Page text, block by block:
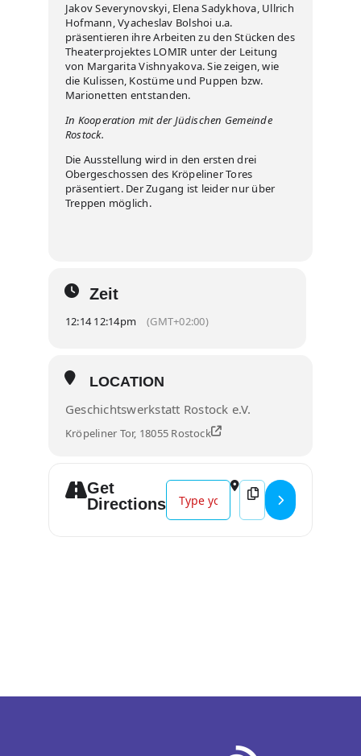
Jakov Severynovskyi, Elena Sadykhova, Ullrich
Hofmann, Vyacheslav Bolshoi u.a.
präsentieren ihre Arbeiten zu den Stücken des
Theaterprojektes LOMIR unter der Leitung
von Margarita Vishnyakova. Sie zeigen, wie
die Kulissen, Kostüme und Puppen bzw.
Marionetten entstanden.
In Kooperation mit der Jüdischen Gemeinde
Rostock.
Die Ausstellung wird in den ersten drei
Obergeschossen des Kröpeliner Tores
präsentiert. Der Zugang ist leider nur über
Treppen möglich.
Zeit
12:14 12:14pm (GMT+02:00)
LOCATION
Geschichtswerkstatt Rostock e.V.
Kröpeliner Tor, 18055 Rostock
Get
Directions
Address - „Von Polarstern bis
Destination Address